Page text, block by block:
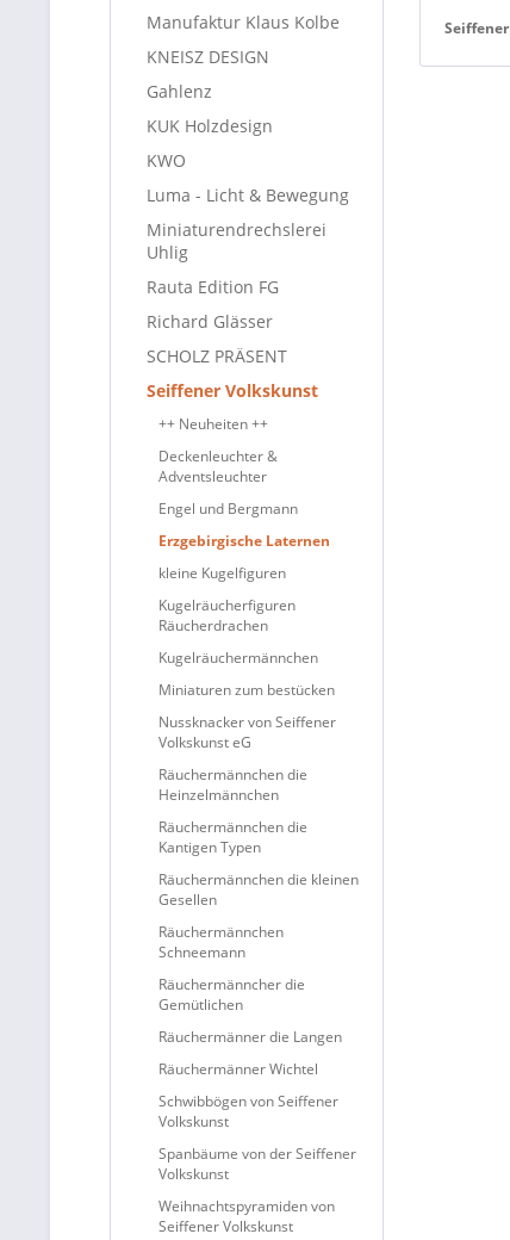
Manufaktur Klaus Kolbe
KNEISZ DESIGN
Gahlenz
KUK Holzdesign
KWO
Luma - Licht & Bewegung
Miniaturendrechslerei
Uhlig
Rauta Edition FG
Richard Glässer
SCHOLZ PRÄSENT
Seiffener Volkskunst
++ Neuheiten ++
Deckenleuchter &
Adventsleuchter
Engel und Bergmann
Erzgebirgische Laternen
kleine Kugelfiguren
Kugelräucherfiguren
Räucherdrachen
Kugelräuchermännchen
Miniaturen zum bestücken
Nussknacker von Seiffener
Volkskunst eG
Räuchermännchen die
Heinzelmännchen
Räuchermännchen die
Kantigen Typen
Räuchermännchen die kleinen
Gesellen
Räuchermännchen
Schneemann
Räuchermänncher die
Gemütlichen
Räuchermänner die Langen
Räuchermänner Wichtel
Schwibbögen von Seiffener
Volkskunst
Spanbäume von der Seiffener
Volkskunst
Weihnachtspyramiden von
Seiffener Volkskunst
Seiffener